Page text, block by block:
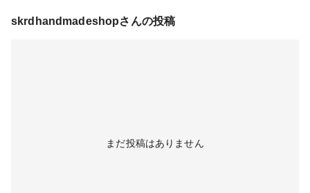
skrdhandmadeshopさんの投稿
まだ投稿はありません